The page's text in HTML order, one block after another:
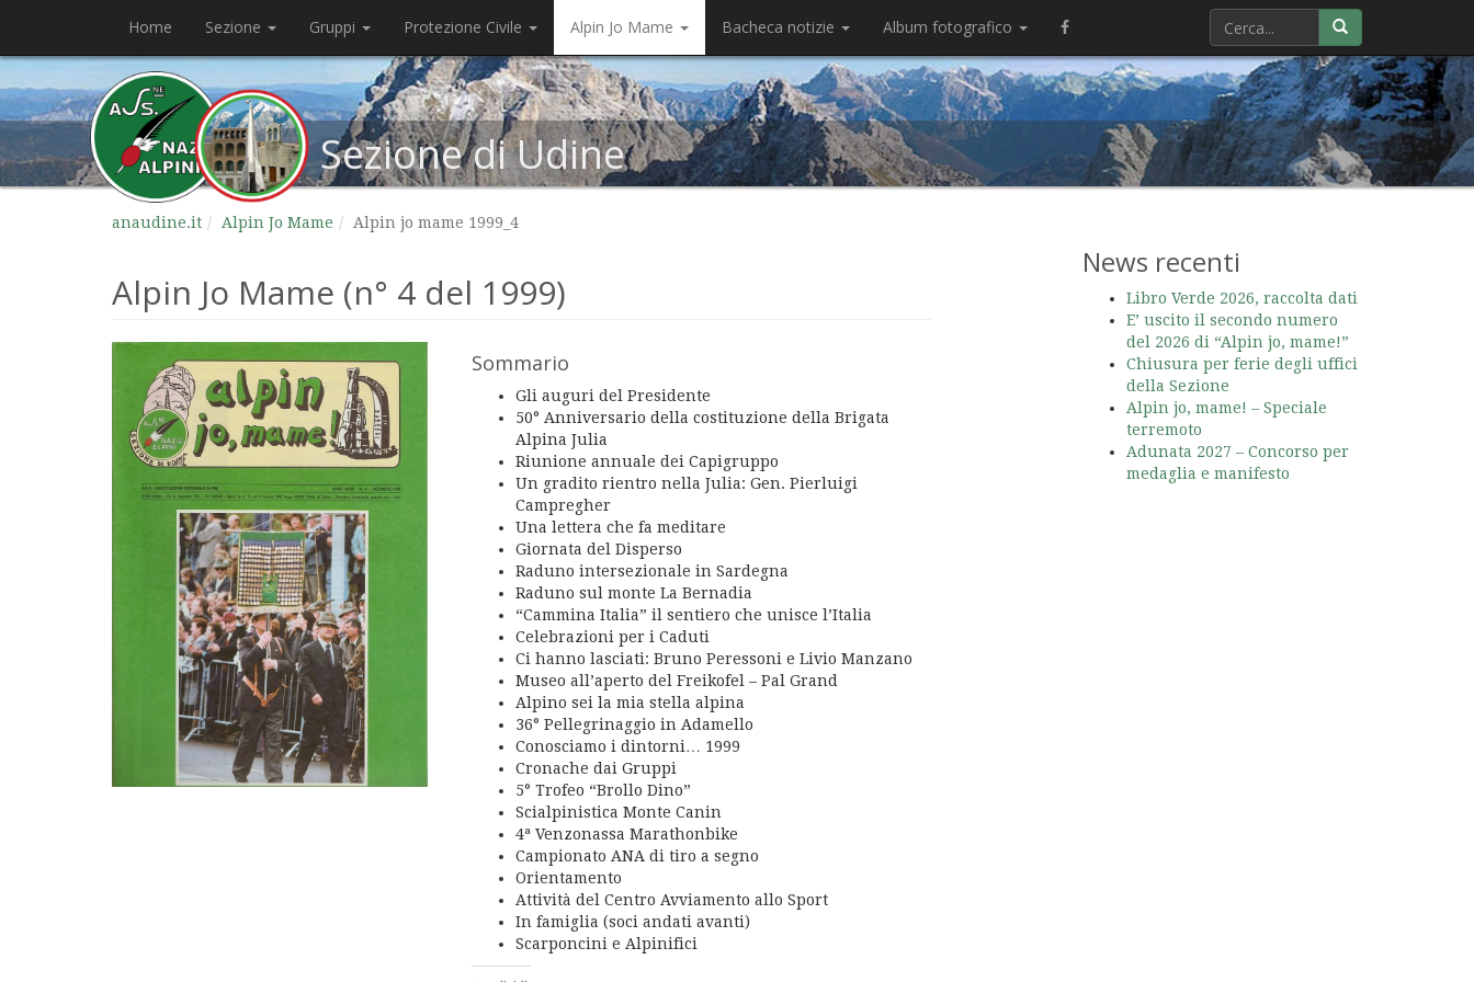
Home Sezione Gruppi Protezione Civile Alpin Jo Mame Bacheca notizie Album fotografico
Sezione di Udine
anaudine.it Alpin Jo Mame Alpin jo mame 1999_4
Alpin Jo Mame (n° 4 del 1999)
Sommario
Gli auguri del Presidente
50° Anniversario della costituzione della Brigata
Alpina Julia
Riunione annuale dei Capigruppo
Un gradito rientro nella Julia: Gen. Pierluigi
Campregher
Una lettera che fa meditare
Giornata del Disperso
Raduno intersezionale in Sardegna
Raduno sul monte La Bernadia
“Cammina Italia” il sentiero che unisce l’Italia
Celebrazioni per i Caduti
Ci hanno lasciati: Bruno Peressoni e Livio Manzano
Museo all’aperto del Freikofel – Pal Grand
Alpino sei la mia stella alpina
36° Pellegrinaggio in Adamello
Conosciamo i dintorni… 1999
Cronache dai Gruppi
5° Trofeo “Brollo Dino”
Scialpinistica Monte Canin
4ª Venzonassa Marathonbike
Campionato ANA di tiro a segno
Orientamento
Attività del Centro Avviamento allo Sport
In famiglia (soci andati avanti)
Scarponcini e Alpinifici
News recenti
Libro Verde 2026, raccolta dati
E’ uscito il secondo numero
del 2026 di “Alpin jo, mame!”
Chiusura per ferie degli uffici
della Sezione
Alpin jo, mame! – Speciale
terremoto
Adunata 2027 – Concorso per
medaglia e manifesto